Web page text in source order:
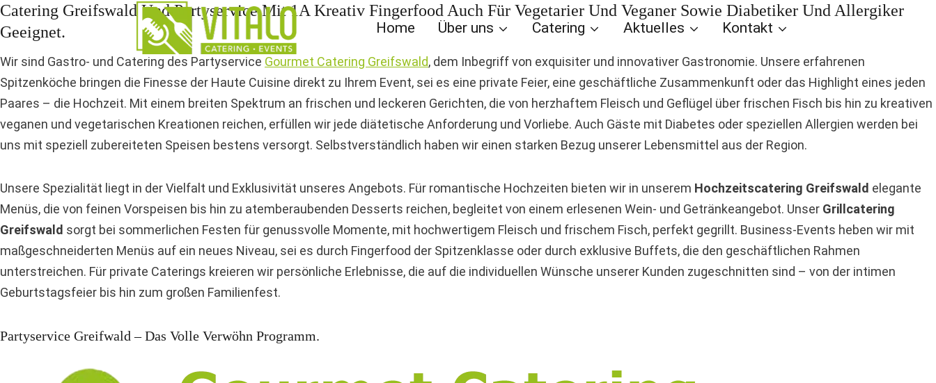
Zum
Inhalt
Home Über uns Catering Aktuelles Kontakt
Catering Greifswald Und Partyservice Mit 1A Kreativ Fingerfood Auch Für Vegetarier Und Veganer Sowie Diabetiker Und Allergiker
Geeignet.
Wir sind Gastro- und Catering des Partyservice Gourmet Catering Greifswald, dem Inbegriff von exquisiter und innovativer Gastronomie. Unsere erfahrenen
Spitzenköche bringen die Finesse der Haute Cuisine direkt zu Ihrem Event, sei es eine private Feier, eine geschäftliche Zusammenkunft oder das Highlight eines jeden
Paares – die Hochzeit. Mit einem breiten Spektrum an frischen und leckeren Gerichten, die von herzhaftem Fleisch und Geflügel über frischen Fisch bis hin zu kreativen
veganen und vegetarischen Kreationen reichen, erfüllen wir jede diätetische Anforderung und Vorliebe. Auch Gäste mit Diabetes oder speziellen Allergien werden bei
uns mit speziell zubereiteten Speisen bestens versorgt. Selbstverständlich haben wir einen starken Bezug unserer Lebensmittel aus der Region.
Unsere Spezialität liegt in der Vielfalt und Exklusivität unseres Angebots. Für romantische Hochzeiten bieten wir in unserem Hochzeitscatering Greifswald elegante
Menüs, die von feinen Vorspeisen bis hin zu atemberaubenden Desserts reichen, begleitet von einem erlesenen Wein- und Getränkeangebot. Unser Grillcatering
Greifswald sorgt bei sommerlichen Festen für genussvolle Momente, mit hochwertigem Fleisch und frischem Fisch, perfekt gegrillt. Business-Events heben wir mit
maßgeschneiderten Menüs auf ein neues Niveau, sei es durch Fingerfood der Spitzenklasse oder durch exklusive Buffets, die den geschäftlichen Rahmen
unterstreichen. Für private Caterings kreieren wir persönliche Erlebnisse, die auf die individuellen Wünsche unserer Kunden zugeschnitten sind – von der intimen
Geburtstagsfeier bis hin zum großen Familienfest.
Partyservice Greifwald – Das Volle Verwöhn Programm.